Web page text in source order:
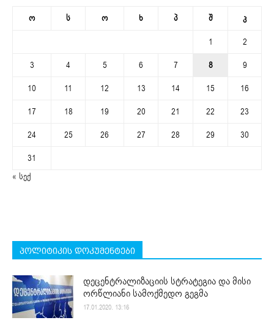
ო ს ო ხ პ შ კ
1
2
3
4 5 6 7 8
9
10
11 12 13 14 15
16
17
18 19 20 21 22
23
24
25 26 27 28 29
30
31
« სექ
პოლიტიკის დოკუმენტები
დეცენტრალიზაციის სტრატეგია და მისი
ორწლიანი სამოქმედო გეგმა
17.01.2020. 13:16